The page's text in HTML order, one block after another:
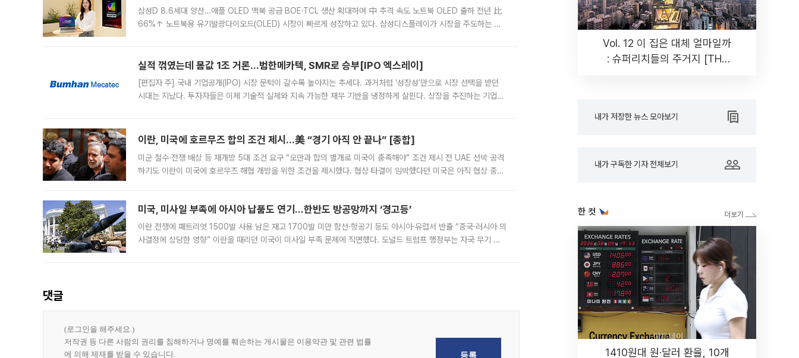
삼성D 8.6세대 양산…애플 OLED 맥북 공급 BOE·TCL 생산 확대하며 中 추격 속도 노트북 OLED 출하 전년 比
66%↑ 노트북용 유기발광다이오드(OLED) 시장이 빠르게 성장하고 있다. 삼성디스플레이가 시장을 주도하는 가
실적 꺾였는데 몸값 1조 거론…범한메카텍, SMR로 승부[IPO 엑스레이]
[편집자 주] 국내 기업공개(IPO) 시장 문턱이 갈수록 높아지는 추세다. 과거처럼 ‘성장성’만으로 시장 선택을 받던
시대는 지났다. 투자자들은 이제 기술적 실체와 지속 가능한 재무 기반을 냉정하게 살핀다. 상장을 추진하는 기업들
이란, 미국에 호르무즈 합의 조건 제시…美 “경기 아직 안 끝나” [종합]
미군 철수·전쟁 배상 등 재개방 5대 조건 요구 “오만과 합의 별개로 미국이 충족해야” 조건 제시 전 UAE 선박 공격
하기도 이란이 미국에 호르무즈 해협 개방을 위한 조건을 제시했다. 협상 타결이 임박했다던 미국은 아직 협상 중이
미국, 미사일 부족에 아시아 납품도 연기…한반도 방공망까지 ‘경고등’
이란 전쟁에 패트리엇 1500발 사용 남은 재고 1700발 미만 함선·항공기 등도 아시아·유럽서 반출 “중국·러시아 의
사결정에 상당한 영향” 이란을 때리던 미국이 미사일 부족 문제에 직면했다. 도널드 트럼프 행정부는 자국 무기 공
댓글
Vol. 12 이 집은 대체 얼마일까
: 슈퍼리치들의 주거지 [THE
내가 저장한 뉴스 모아보기
내가 구독한 기자 전체보기
한 컷
1410원대 원·달러 환율, 10개